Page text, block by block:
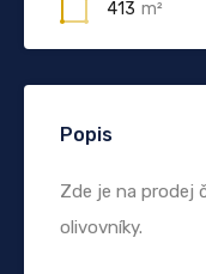
413 m²
Popis
Zde je na prodej
olivovníky.